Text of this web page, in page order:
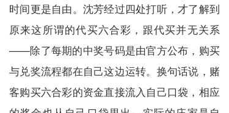
时间更是自由。沈芳经过四处打听，才了解到
原来这所谓的代买六合彩，跟代买并无关系
——除了每期的中奖号码是由官方公布，购买
与兑奖流程都在自己这边运转。换句话说，赌
客购买六合彩的资金直接流入自己口袋，相应